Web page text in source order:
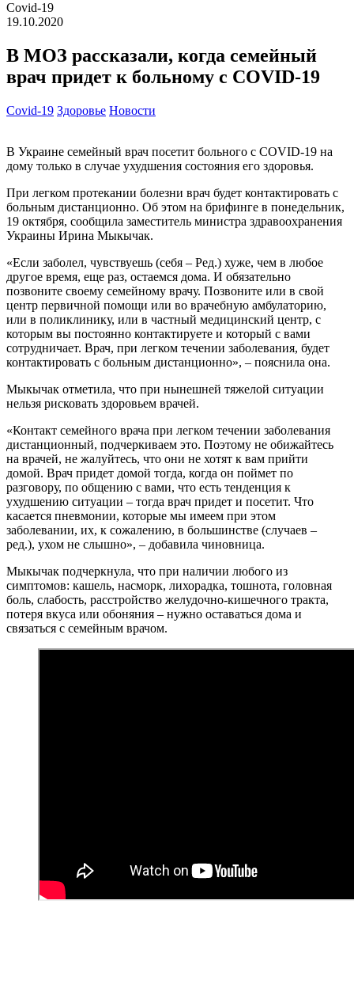
Covid-19
19.10.2020
В МОЗ рассказали, когда семейный
врач придет к больному с COVID-19
Covid-19 Здоровье Новости
В Украине семейный врач посетит больного с COVID-19 на
дому только в случае ухудшения состояния его здоровья.
При легком протекании болезни врач будет контактировать с
больным дистанционно. Об этом на брифинге в понедельник,
19 октября, сообщила заместитель министра здравоохранения
Украины Ирина Мыкычак.
«Если заболел, чувствуешь (себя – Ред.) хуже, чем в любое
другое время, еще раз, остаемся дома. И обязательно
позвоните своему семейному врачу. Позвоните или в свой
центр первичной помощи или во врачебную амбулаторию,
или в поликлинику, или в частный медицинский центр, с
которым вы постоянно контактируете и который с вами
сотрудничает. Врач, при легком течении заболевания, будет
контактировать с больным дистанционно», – пояснила она.
Мыкычак отметила, что при нынешней тяжелой ситуации
нельзя рисковать здоровьем врачей.
«Контакт семейного врача при легком течении заболевания
дистанционный, подчеркиваем это. Поэтому не обижайтесь
на врачей, не жалуйтесь, что они не хотят к вам прийти
домой. Врач придет домой тогда, когда он поймет по
разговору, по общению с вами, что есть тенденция к
ухудшению ситуации – тогда врач придет и посетит. Что
касается пневмонии, которые мы имеем при этом
заболевании, их, к сожалению, в большинстве (случаев –
ред.), ухом не слышно», – добавила чиновница.
Мыкычак подчеркнула, что при наличии любого из
симптомов: кашель, насморк, лихорадка, тошнота, головная
боль, слабость, расстройство желудочно-кишечного тракта,
потеря вкуса или обоняния – нужно оставаться дома и
связаться с семейным врачом.